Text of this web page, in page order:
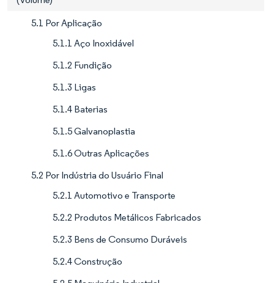
5.1 Por Aplicação
5.1.1 Aço Inoxidável
5.1.2 Fundição
5.1.3 Ligas
5.1.4 Baterias
5.1.5 Galvanoplastia
5.1.6 Outras Aplicações
5.2 Por Indústria do Usuário Final
5.2.1 Automotivo e Transporte
5.2.2 Produtos Metálicos Fabricados
5.2.3 Bens de Consumo Duráveis
5.2.4 Construção